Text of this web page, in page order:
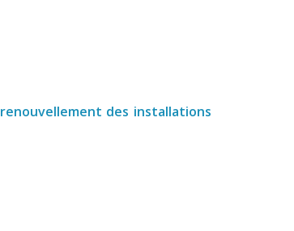
renouvellement des installations